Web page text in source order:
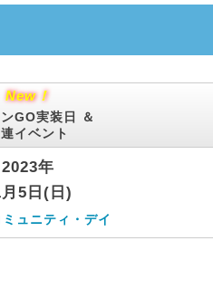
New！
GO実装日 ＆
イベント
2023年
5日(日)
ュニティ・デイ